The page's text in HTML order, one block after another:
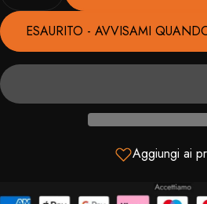
ESAURITO - AVVISAMI
Aggiungi ai